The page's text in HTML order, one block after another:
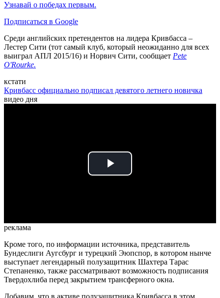
Узнавай о победах первым.
Подписаться в Google
Среди английских претендентов на лидера Кривбасса –
Лестер Сити (тот самый клуб, который неожиданно для всех
выиграл АПЛ 2015/16) и Норвич Сити, сообщает Pete
O'Rourke.
кстати
Кривбасс официально подписал девятого летнего новичка
видео дня
Play
реклама
Кроме того, по информации источника, представитель
Бундеслиги Аугсбург и турецкий Эюпспор, в котором нынче
выступает легендарный полузащитник Шахтера Тарас
Степаненко, также рассматривают возможность подписания
Твердохлиба перед закрытием трансферного окна.